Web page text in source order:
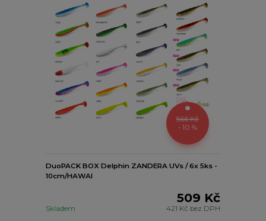
566 Kč
- 10 %
DuoPACK BOX Delphin ZANDERA UVs / 6x 5ks -
10cm/HAWAI
509 Kč
421 Kč bez DPH
Skladem